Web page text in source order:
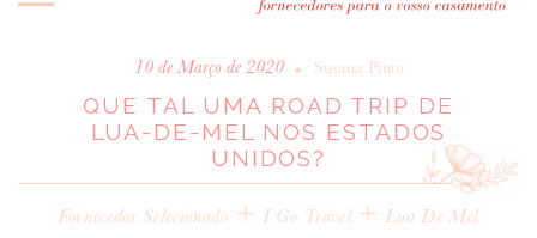
INICIO
BLOG
MELHOR INSPIRAÇÃO
REAL WEDDINGS & EDITORIAIS
10 de Março de 2020 • Susana Pinto
QUE TAL UMA ROAD TRIP DE
LUA-DE-MEL NOS ESTADOS
UNIDOS?
Fornecedor Selecionado + I Go Travel+Lua De Mel